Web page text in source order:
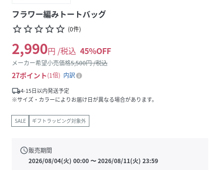
フラワー編みトートバッグ
star_borderstar_borderstar_borderstar_borderstar_border (0件)
2,990円 /税込 45%OFF
メーカー希望小売価格5,500円 /税込
27ポイント 1倍
内訳
local_shipping4-15日以内発送予定
※サイズ・カラーによりお届け日が異なる場合があります。
SALE ギフトラッピング対象外
schedule販売期間
2026/08/04(火) 00:00〜2026/08/11(火) 23:59